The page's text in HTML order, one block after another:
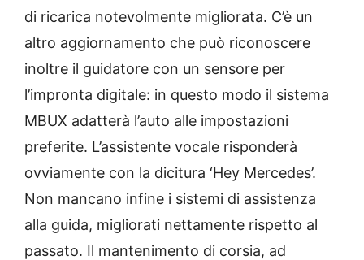
di ricarica notevolmente migliorata. C’è un
altro aggiornamento che può riconoscere
inoltre il guidatore con un sensore per
l’impronta digitale: in questo modo il sistema
MBUX adatterà l’auto alle impostazioni
preferite. L’assistente vocale risponderà
ovviamente con la dicitura ‘Hey Mercedes’.
Non mancano infine i sistemi di assistenza
alla guida, migliorati nettamente rispetto al
passato. Il mantenimento di corsia, ad